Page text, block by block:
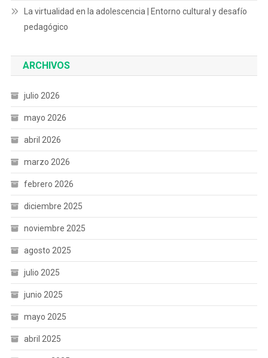
La virtualidad en la adolescencia | Entorno cultural y desafío
pedagógico
ARCHIVOS
julio 2026
mayo 2026
abril 2026
marzo 2026
febrero 2026
diciembre 2025
noviembre 2025
agosto 2025
julio 2025
junio 2025
mayo 2025
abril 2025